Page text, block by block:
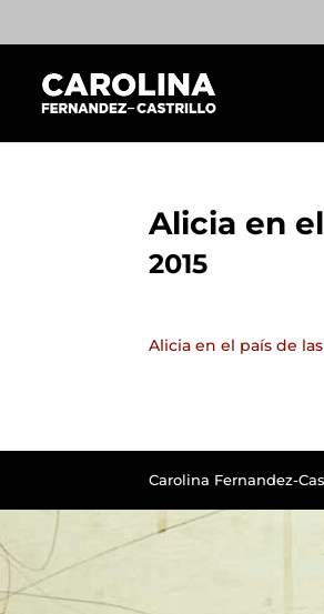
Alicia en
2015
Alicia en el país de
Carolina Fernandez-